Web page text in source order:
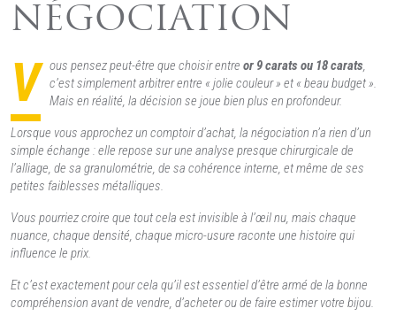
NÉGOCIATION
V ous pensez peut-être que choisir entre or 9 carats ou 18 carats,
c’est simplement arbitrer entre « jolie couleur » et « beau budget ».
Mais en réalité, la décision se joue bien plus en profondeur.
Lorsque vous approchez un comptoir d’achat, la négociation n’a rien d’un
simple échange : elle repose sur une analyse presque chirurgicale de
l’alliage, de sa granulométrie, de sa cohérence interne, et même de ses
petites faiblesses métalliques.
Vous pourriez croire que tout cela est invisible à l’œil nu, mais chaque
nuance, chaque densité, chaque micro-usure raconte une histoire qui
influence le prix.
Et c’est exactement pour cela qu’il est essentiel d’être armé de la bonne
compréhension avant de vendre, d’acheter ou de faire estimer votre bijou.